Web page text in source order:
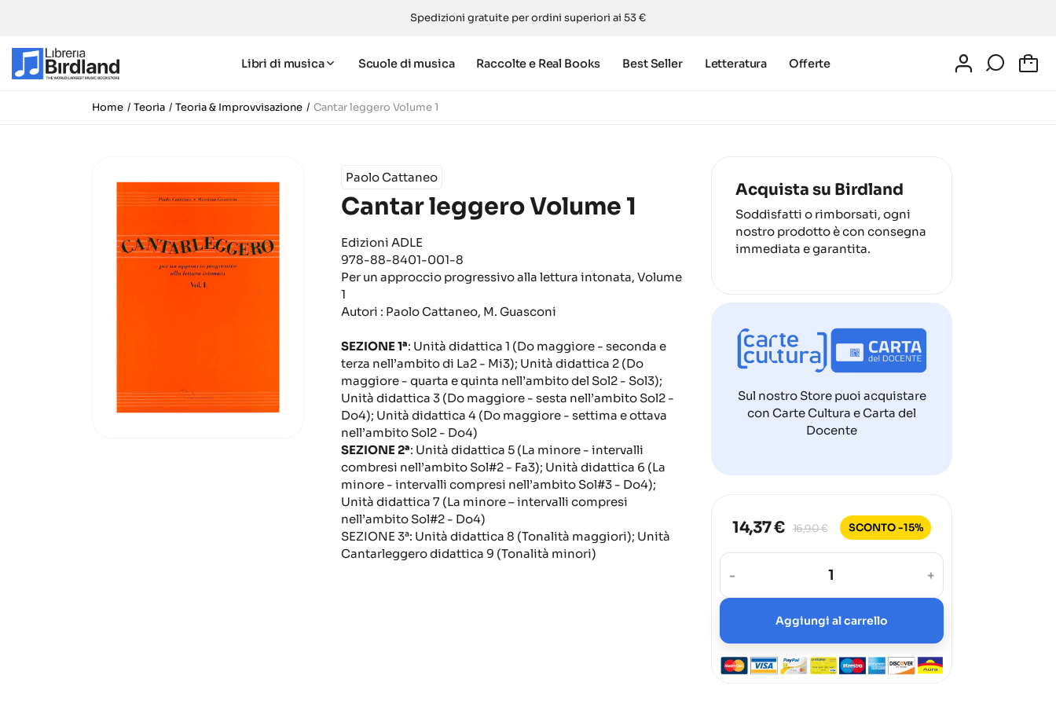
Spedizioni gratuite per ordini superiori ai 53 €
Libri di musica Scuole di musica Raccolte e Real Books Best Seller Letteratura Offerte
Home Teoria Teoria & Improvvisazione Cantar leggero Volume 1
Paolo Cattaneo
Cantar leggero Volume 1
Edizioni ADLE
978-88-8401-001-8
Per un approccio progressivo alla lettura intonata, Volume
1
Autori : Paolo Cattaneo, M. Guasconi
SEZIONE 1ª: Unità didattica 1 (Do maggiore - seconda e
terza nell’ambito di La2 - Mi3); Unità didattica 2 (Do
maggiore - quarta e quinta nell’ambito del Sol2 - Sol3);
Unità didattica 3 (Do maggiore - sesta nell’ambito Sol2 -
Do4); Unità didattica 4 (Do maggiore - settima e ottava
nell’ambito Sol2 - Do4)
SEZIONE 2ª: Unità didattica 5 (La minore - intervalli
combresi nell’ambito Sol#2 - Fa3); Unità didattica 6 (La
minore - intervalli compresi nell’ambito Sol#3 - Do4);
Unità didattica 7 (La minore – intervalli compresi
nell’ambito Sol#2 - Do4)
SEZIONE 3ª: Unità didattica 8 (Tonalità maggiori); Unità
Cantarleggero didattica 9 (Tonalità minori)
Acquista su Birdland
Soddisfatti o rimborsati, ogni
nostro prodotto è con consegna
immediata e garantita.
Sul nostro Store puoi acquistare
con Carte Cultura e Carta del
Docente
14,37 € 16,90 € SCONTO -15%
- +
Aggiungi al carrello